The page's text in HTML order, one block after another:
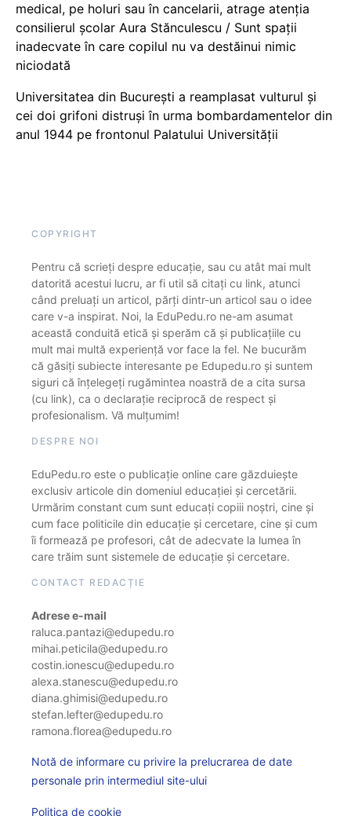
medical, pe holuri sau în cancelarii, atrage atenția
consilierul școlar Aura Stănculescu / Sunt spații
inadecvate în care copilul nu va destăinui nimic
niciodată
Universitatea din București a reamplasat vulturul și
cei doi grifoni distruși în urma bombardamentelor din
anul 1944 pe frontonul Palatului Universității
COPYRIGHT
Pentru că scrieți despre educație, sau cu atât mai mult
datorită acestui lucru, ar fi util să citați cu link, atunci
când preluați un articol, părți dintr-un articol sau o idee
care v-a inspirat. Noi, la EduPedu.ro ne-am asumat
această conduită etică și sperăm că și publicațiile cu
mult mai multă experiență vor face la fel. Ne bucurăm
că găsiți subiecte interesante pe Edupedu.ro și suntem
siguri că înțelegeți rugămintea noastră de a cita sursa
(cu link), ca o declarație reciprocă de respect și
profesionalism. Vă mulțumim!
DESPRE NOI
EduPedu.ro este o publicație online care găzduiește
exclusiv articole din domeniul educației și cercetării.
Urmărim constant cum sunt educați copiii noștri, cine și
cum face politicile din educație și cercetare, cine și cum
îi formează pe profesori, cât de adecvate la lumea în
care trăim sunt sistemele de educație și cercetare.
CONTACT REDACȚIE
Adrese e-mail
raluca.pantazi@edupedu.ro
mihai.peticila@edupedu.ro
costin.ionescu@edupedu.ro
alexa.stanescu@edupedu.ro
diana.ghimisi@edupedu.ro
stefan.lefter@edupedu.ro
ramona.florea@edupedu.ro
Notă de informare cu privire la prelucrarea de date
personale prin intermediul site-ului
Politica de cookie